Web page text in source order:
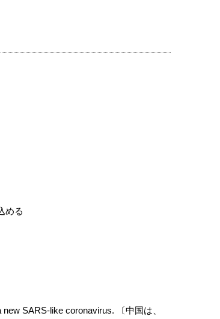
める
SARS-like coronavirus. 〔中国は、